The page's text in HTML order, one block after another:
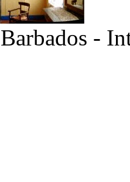
-